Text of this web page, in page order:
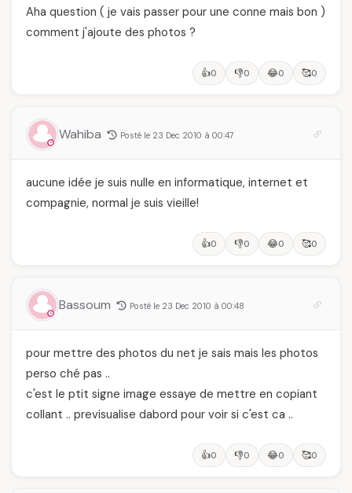
Aha question ( je vais passer pour une conne mais bon )
comment j'ajoute des photos ?
👍0 👎0 😂0 🥰0
Wahiba Posté le 23 Dec 2010 à 00:47
aucune idée je suis nulle en informatique, internet et
compagnie, normal je suis vieille!
👍0 👎0 😂0 🥰0
Bassoum Posté le 23 Dec 2010 à 00:48
pour mettre des photos du net je sais mais les photos
perso ché pas ..
c'est le ptit signe image essaye de mettre en copiant
collant .. previsualise dabord pour voir si c'est ca ..
👍0 👎0 😂0 🥰0